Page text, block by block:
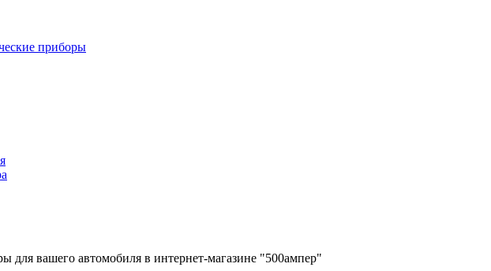
приборы
для вашего автомобиля в интернет-магазине "500ампер"